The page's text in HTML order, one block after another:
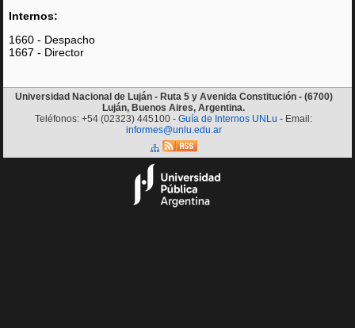
Internos:
1660 - Despacho
1667 - Director
Universidad Nacional de Luján - Ruta 5 y Avenida Constitución - (6700)
Luján, Buenos Aires, Argentina.
Teléfonos: +54 (02323) 445100 - Guía de Internos UNLu - Email:
informes@unlu.edu.ar